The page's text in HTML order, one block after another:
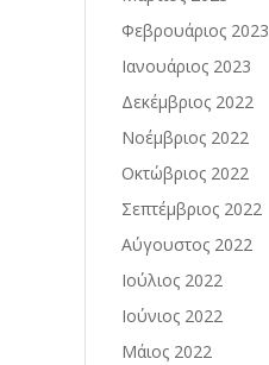
Φεβρουάριος 2023
Ιανουάριος 2023
Δεκέμβριος 2022
Νοέμβριος 2022
Οκτώβριος 2022
Σεπτέμβριος 2022
Αύγουστος 2022
Ιούλιος 2022
Ιούνιος 2022
Μάιος 2022